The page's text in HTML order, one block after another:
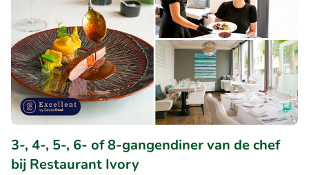
3-, 4-, 5-, 6- of 8-gangendiner van de chef
bij Restaurant Ivory